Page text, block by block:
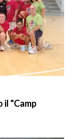
il "Camp